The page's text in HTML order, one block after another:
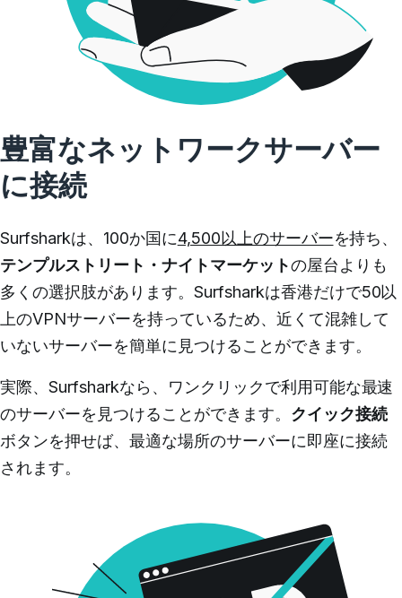
豊富なネットワークサーバー
に接続
Surfsharkは、100か国に4,500以上のサーバーを持ち、
テンプルストリート・ナイトマーケットの屋台よりも
多くの選択肢があります。 Surfsharkは香港だけで50以
上のVPNサーバーを持っているため、近くて混雑して
いないサーバーを簡単に見つけることができます。
実際、Surfsharkなら、ワンクリックで利用可能な最速
のサーバーを見つけることができます。 クイック接続
ボタンを押せば、最適な場所のサーバーに即座に接続
されます。